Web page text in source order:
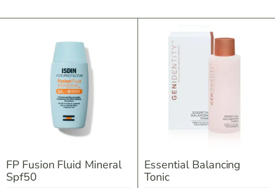
FP Fusion Fluid Mineral
Spf50
Essential Balancing
Tonic